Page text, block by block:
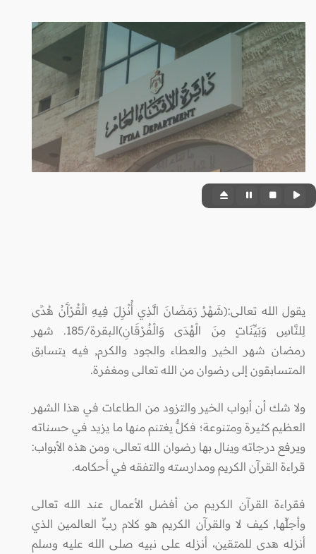
يقول الله تعالى:(شَهْرُ رَمَضَانَ الَّذِي أُنْزِلَ فِيهِ الْقُرْآَنُ هُدًى
لِلنَّاسِ وَبَيِّنَاتٍ مِنَ الْهُدَى وَالْفُرْقَانِ)البقرة/185. شهر
رمضان شهر الخير والعطاء والجود والكرم, فيه يتسابق
المتسابقون إلى رضوان من الله تعالى ومغفرة.
ولا شك أن أبواب الخير والتزود من الطاعات في هذا الشهر
العظيم كثيرة ومتنوعة؛ فكلٌّ يغتنم منها ما يزيد في حسناته
ويرفع درجاته وينال بها رضوان الله تعالى، ومن هذه الأبواب:
قراءة القرآن الكريم ومدارسته والتفقه في أحكامه.
فقراءة القرآن الكريم من أفضل الأعمال عند الله تعالى
وأجلِّها, كيف لا والقرآن الكريم هو كلام ربِّ العالمين الذي
أنزله هدى للمتقين، أنزله على نبيه صلى الله عليه وسلم